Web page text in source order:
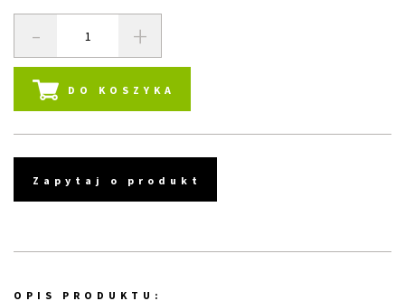
- +
DO KOSZYKA
Zapytaj o produkt
OPIS PRODUKTU: